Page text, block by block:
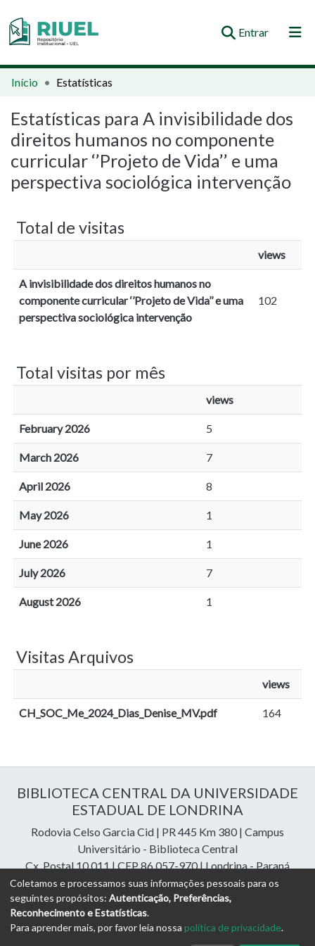
Entrar(current)
Orientações e Normas
Busca no Repositório
Início Estatísticas
Estatísticas para A invisibilidade dos
direitos humanos no componente
curricular ‘’Projeto de Vida’’ e uma
perspectiva sociológica intervenção
Total de visitas
views
A invisibilidade dos direitos humanos no
componente curricular ‘’Projeto de Vida’’ e uma
perspectiva sociológica intervenção
102
Total visitas por mês
views
February 2026 5
March 2026 7
April 2026 8
May 2026 1
June 2026 1
July 2026 7
August 2026 1
Visitas Arquivos
views
CH_SOC_Me_2024_Dias_Denise_MV.pdf 164
BIBLIOTECA CENTRAL DA UNIVERSIDADE
ESTADUAL DE LONDRINA
Rodovia Celso Garcia Cid | PR 445 Km 380 | Campus
Universitário - Biblioteca Central
Cx. Postal 10.011 | CEP 86.057-970 | Londrina - Paraná
Contatos: e-mail:riuel@uel.br| fone: 43 3371-4409
DSpace Cloud Softwarecopyright © 2023-2026
Libraries Assessoria e Consultoria
Coletamos e processamos suas informações pessoais para os
seguintes propósitos: Autenticação, Preferências,
Reconhecimento e Estatísticas.
Para aprender mais, por favor leia nossa política de privacidade.